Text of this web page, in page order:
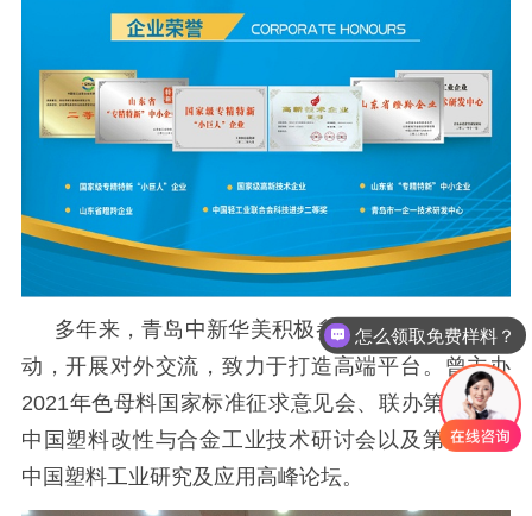
多年来，青岛中新华美积极参与塑料行业相关活
动，开展对外交流，致力于打造高端平台。曾主办
2021年色母料国家标准征求意见会、联办第十七届
中国塑料改性与合金工业技术研讨会以及第十八届
中国塑料工业研究及应用高峰论坛。
怎么领取免费样料？